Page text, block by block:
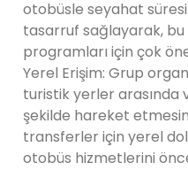
otobüsle seyahat
tasarruf sağlayarak,
programları için çok
Yerel Erişim: Grup
turistik yerler arasında
şekilde hareket
transferler için yerel
otobüs hizmetlerini